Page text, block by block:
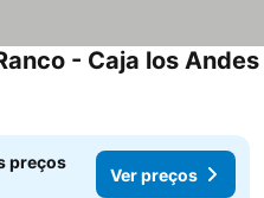
- Caja los Andes
preços
Ver preços